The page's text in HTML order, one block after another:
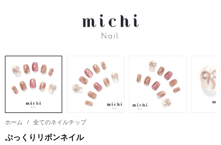
ホーム / 全てのネイルチップ
ぷっくりリボンネイル